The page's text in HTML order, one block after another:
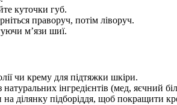
куточки губ.
праворуч, потім ліворуч.
м’язи шиї.
чи крему для підтяжки шкіри.
інгредієнтів (мед, яєчний
ділянку підборіддя, щоб покращити